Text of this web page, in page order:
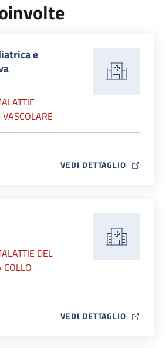
e
VEDI DETTAGLIO MAP ICON
DEL
COLLO
VEDI DETTAGLIO MAP ICON